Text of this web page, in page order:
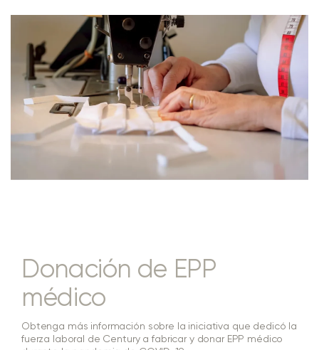
Donación de EPP
médico
Obtenga más información sobre la iniciativa que dedicó la
fuerza laboral de Century a fabricar y donar EPP médico